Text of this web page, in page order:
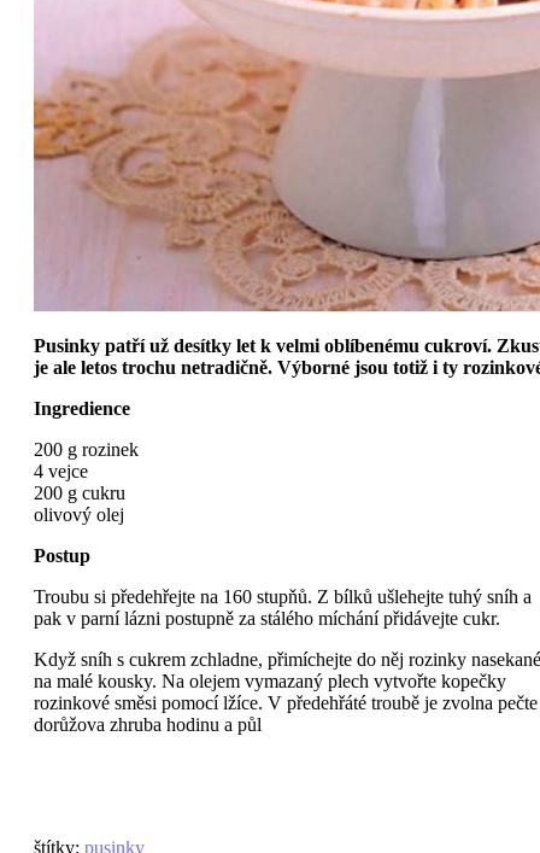
Pusinky patří už desítky let k velmi oblíbenému cukroví.
je ale letos trochu netradičně. Výborné jsou totiž i ty
Ingredience
200 g rozinek
4 vejce
200 g cukru
olivový olej
Postup
Troubu si předehřejte na 160 stupňů. Z bílků ušlehejte tuhý sníh a
pak v parní lázni postupně za stálého míchání přidávejte cukr.
Když sníh s cukrem zchladne, přimíchejte do něj rozinky nasekané
na malé kousky. Na olejem vymazaný plech vytvořte kopečky
rozinkové směsi pomocí lžíce. V předehřáté troubě je zvolna pečte
dorůžova zhruba hodinu a půl
štítky: pusinky